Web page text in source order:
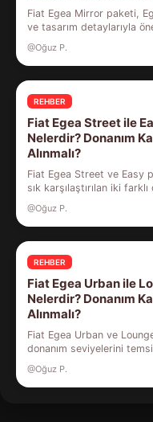
Fiat Egea Mirror paketi,
ve tasarım detaylarıyla
@Oğuz P.
REHBER
Fiat Egea Street ile
Nelerdir? Donanım
Alınmalı?
Fiat Egea Street ve Easy
sık karşılaştırılan iki
@Oğuz P.
REHBER
Fiat Egea Urban ile
Nelerdir? Donanım
Alınmalı?
Fiat Egea Urban ve
donanım seviyelerini
@Oğuz P.